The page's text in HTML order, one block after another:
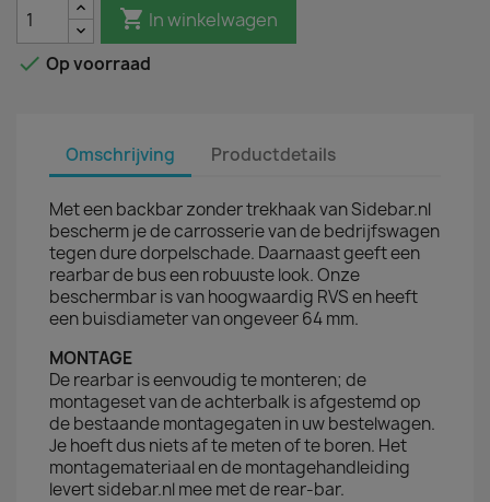
 In winkelwagen
 Op voorraad
Omschrijving Productdetails
Met een backbar zonder trekhaak van Sidebar.nl
bescherm je de carrosserie van de bedrijfswagen
tegen dure dorpelschade. Daarnaast geeft een
rearbar de bus een robuuste look. Onze
beschermbar is van hoogwaardig RVS en heeft
een buisdiameter van ongeveer 64 mm.
MONTAGE
De rearbar is eenvoudig te monteren; de
montageset van de achterbalk is afgestemd op
de bestaande montagegaten in uw bestelwagen.
Je hoeft dus niets af te meten of te boren. Het
montagemateriaal en de montagehandleiding
levert sidebar.nl mee met de rear-bar.